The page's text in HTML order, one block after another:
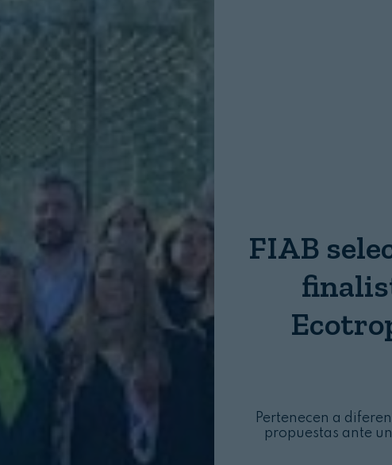
FIAB
Pertenecen a
propuestas ante
Password: